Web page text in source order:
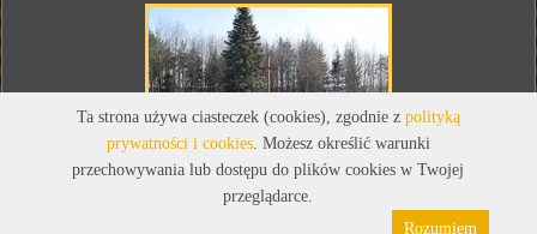
Ta strona używa ciasteczek (cookies), zgodnie z polityką
prywatności i cookies. Możesz określić warunki
przechowywania lub dostępu do plików cookies w Twojej
przeglądarce.
Rozumiem